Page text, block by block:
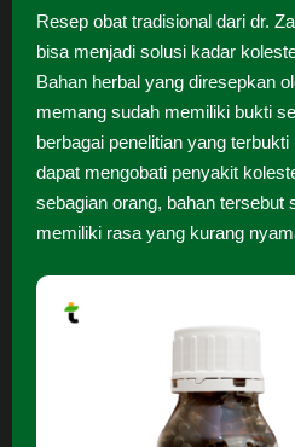
Resep obat tradisional dari dr.
bisa menjadi solusi kadar
Bahan herbal yang diresepkan
memang sudah memiliki bukti
berbagai penelitian yang
dapat mengobati penyakit
sebagian orang, bahan tersebut
memiliki rasa yang kurang